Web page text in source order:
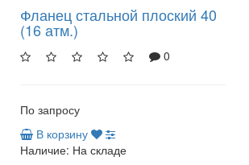
Фланец стальной плоский 40
(16 атм.)
0
По запросу
В корзину
Наличие: На складе